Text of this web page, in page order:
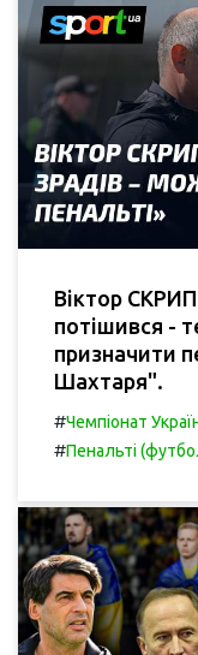
Віктор
потішився -
призначити
Шахтаря".
#Чемпіонат
#Пенальті